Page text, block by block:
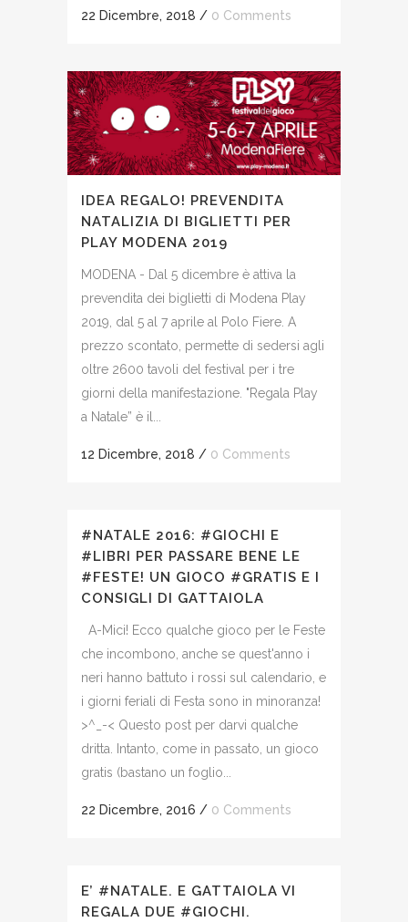
22 Dicembre, 2018 / 0 Comments
IDEA REGALO! PREVENDITA
NATALIZIA DI BIGLIETTI PER
PLAY MODENA 2019
MODENA - Dal 5 dicembre è attiva la
prevendita dei biglietti di Modena Play
2019, dal 5 al 7 aprile al Polo Fiere. A
prezzo scontato, permette di sedersi agli
oltre 2600 tavoli del festival per i tre
giorni della manifestazione. "Regala Play
a Natale” è il...
12 Dicembre, 2018 / 0 Comments
#NATALE 2016: #GIOCHI E
#LIBRI PER PASSARE BENE LE
#FESTE! UN GIOCO #GRATIS E I
CONSIGLI DI GATTAIOLA
A-Mici! Ecco qualche gioco per le Feste
che incombono, anche se quest'anno i
neri hanno battuto i rossi sul calendario, e
i giorni feriali di Festa sono in minoranza!
>^_-< Questo post per darvi qualche
dritta. Intanto, come in passato, un gioco
gratis (bastano un foglio...
22 Dicembre, 2016 / 0 Comments
E’ #NATALE. E GATTAIOLA VI
REGALA DUE #GIOCHI.